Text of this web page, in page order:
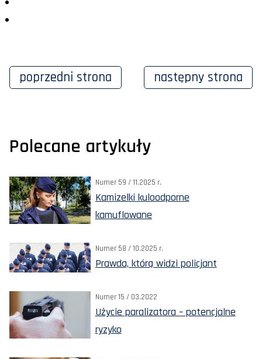
poprzedni strona następny strona
Polecane artykuły
Numer 59 / 11.2025 r.
Kamizelki kuloodporne
kamuflowane
Numer 58 / 10.2025 r.
Prawda, którą widzi policjant
Numer 15 / 03.2022
Użycie paralizatora – potencjalne
ryzyko